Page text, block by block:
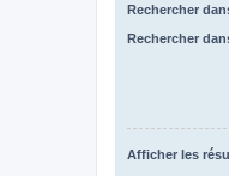
Rechercher
Rechercher
Afficher les